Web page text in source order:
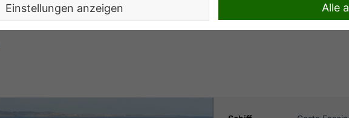
Gibraltar (Großbritannien), Portugal, Frankreich,
Einstellungen anzeigen Alle